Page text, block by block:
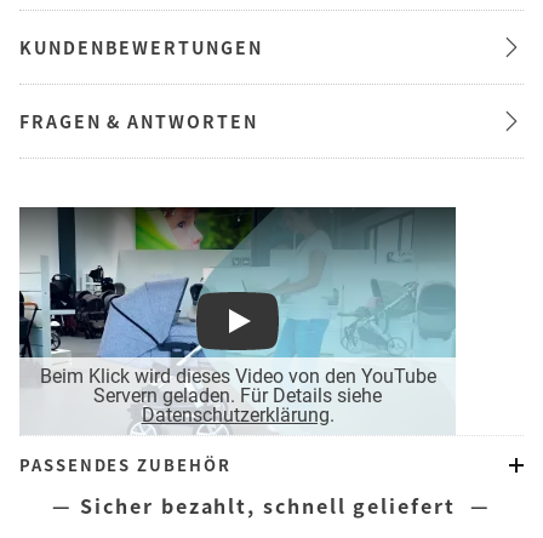
KUNDENBEWERTUNGEN
FRAGEN & ANTWORTEN
Beim Klick wird dieses Video von den YouTube
Servern geladen. Für Details siehe
Datenschutzerklärung.
Play
PASSENDES ZUBEHÖR
— Sicher bezahlt, schnell geliefert —